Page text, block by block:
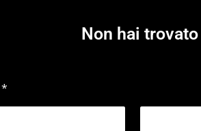
Non hai
*